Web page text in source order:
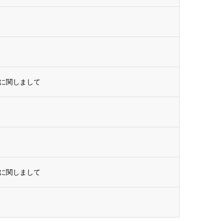
関しまして
関しまして